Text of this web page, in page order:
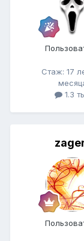
Стаж: 17
1.3